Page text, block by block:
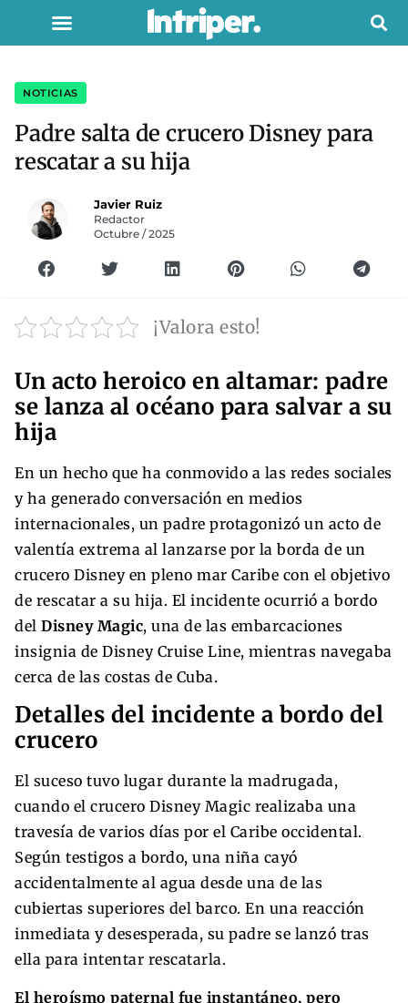
NOTICIAS
Padre salta de crucero Disney para
rescatar a su hija
Javier Ruiz
Redactor
Octubre / 2025
¡Valora esto!
Un acto heroico en altamar: padre
se lanza al océano para salvar a su
hija
En un hecho que ha conmovido a las redes sociales
y ha generado conversación en medios
internacionales, un padre protagonizó un acto de
valentía extrema al lanzarse por la borda de un
crucero Disney en pleno mar Caribe con el objetivo
de rescatar a su hija. El incidente ocurrió a bordo
del Disney Magic, una de las embarcaciones
insignia de Disney Cruise Line, mientras navegaba
cerca de las costas de Cuba.
Detalles del incidente a bordo del
crucero
El suceso tuvo lugar durante la madrugada,
cuando el crucero Disney Magic realizaba una
travesía de varios días por el Caribe occidental.
Según testigos a bordo, una niña cayó
accidentalmente al agua desde una de las
cubiertas superiores del barco. En una reacción
inmediata y desesperada, su padre se lanzó tras
ella para intentar rescatarla.
El heroísmo paternal fue instantáneo, pero